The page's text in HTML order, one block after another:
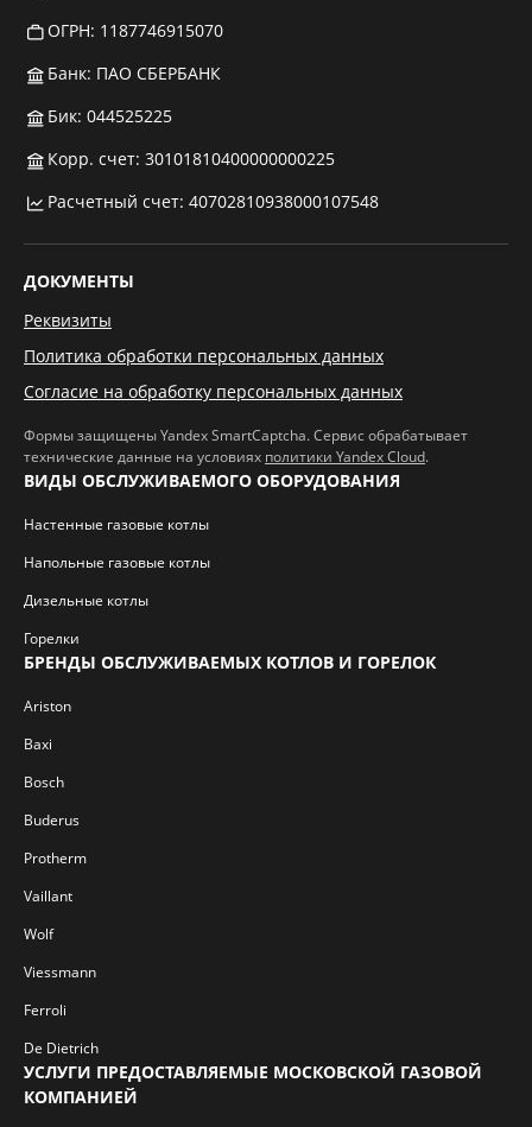
ОГРН: 1187746915070
Банк: ПАО СБЕРБАНК
Бик: 044525225
Корр. счет: 30101810400000000225
Расчетный счет: 40702810938000107548
ДОКУМЕНТЫ
Реквизиты
Политика обработки персональных данных
Согласие на обработку персональных данных
Формы защищены Yandex SmartCaptcha. Сервис обрабатывает
технические данные на условиях политики Yandex Cloud.
ВИДЫ ОБСЛУЖИВАЕМОГО ОБОРУДОВАНИЯ
Настенные газовые котлы
Напольные газовые котлы
Дизельные котлы
Горелки
БРЕНДЫ ОБСЛУЖИВАЕМЫХ КОТЛОВ И ГОРЕЛОК
Ariston
Baxi
Bosch
Buderus
Protherm
Vaillant
Wolf
Viessmann
Ferroli
De Dietrich
УСЛУГИ ПРЕДОСТАВЛЯЕМЫЕ МОСКОВСКОЙ ГАЗОВОЙ
КОМПАНИЕЙ